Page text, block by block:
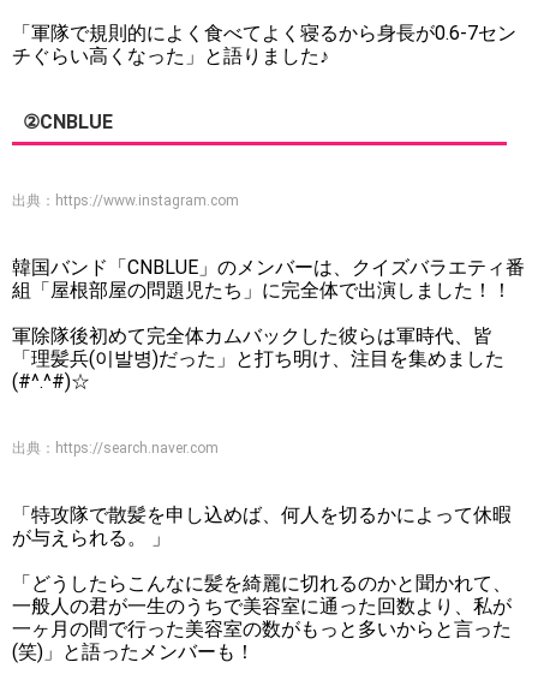
「軍隊で規則的によく食べてよく寝るから身長が0.6-7セン
チぐらい高くなった」と語りました♪
②CNBLUE
出典： https://www.instagram.com
韓国バンド「CNBLUE」のメンバーは、クイズバラエティ番
組「屋根部屋の問題児たち」に完全体で出演しました！！
軍除隊後初めて完全体カムバックした彼らは軍時代、皆
「理髪兵(이발병)だった」と打ち明け、注目を集めました
(#^.^#)☆
出典： https://search.naver.com
「特攻隊で散髪を申し込めば、何人を切るかによって休暇
が与えられる。 」
「どうしたらこんなに髪を綺麗に切れるのかと聞かれて、
一般人の君が一生のうちで美容室に通った回数より、私が
一ヶ月の間で行った美容室の数がもっと多いからと言った
(笑)」と語ったメンバーも！